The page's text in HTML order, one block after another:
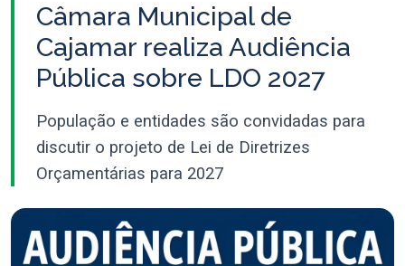
Câmara Municipal de
Cajamar realiza Audiência
Pública sobre LDO 2027
População e entidades são convidadas para
discutir o projeto de Lei de Diretrizes
Orçamentárias para 2027